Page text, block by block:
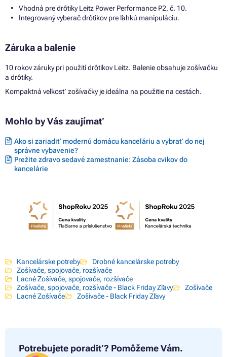
Vhodná pre drôtiky Leitz Power Performance P2, č. 10.
Integrovaný vyberač drôtikov pre ľahkú manipuláciu.
Záruka a balenie
10 rokov záruky pri použití drôtikov Leitz. Balenie obsahuje zošívačku
a drôtiky.
Kompaktná veľkosť zošívačky je ideálna na použitie na cestách.
Mohlo by Vás zaujímať
Ako si zariadiť modernú domácu kanceláriu a vybrať do nej
správne vybavenie?
Prežite zdravo sedavé zamestnanie: Zásoba cvikov do
kancelárie
Kancelárske potreby
Drobné kancelárske potreby
Zošívače, spojovače, rozšívače
Lacné Zošívače, spojovače, rozšívače
Zošívače, spojovače, rozšívače - Black Friday Zľavy
Zošívače
Lacné Zošívače
Zošívače - Black Friday Zľavy
Potrebujete poradiť? Pomôžeme Vám.